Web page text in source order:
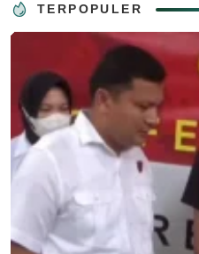
TERPOPULER